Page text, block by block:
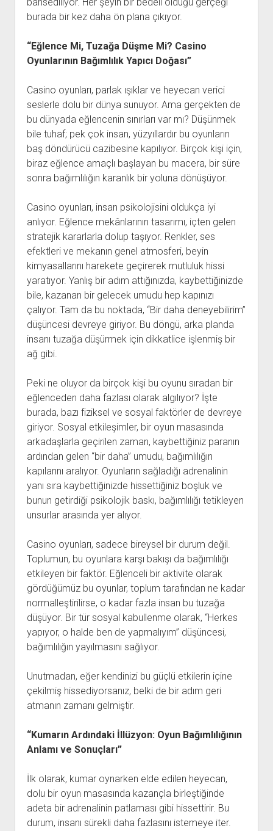
burada bir kez daha ön plana çıkıyor.
“Eğlence Mi, Tuzağa Düşme Mi? Casino
Oyunlarının Bağımlılık Yapıcı Doğası”
Casino oyunları, parlak ışıklar ve heyecan verici
seslerle dolu bir dünya sunuyor. Ama gerçekten de
bu dünyada eğlencenin sınırları var mı? Düşünmek
bile tuhaf; pek çok insan, yüzyıllardır bu oyunların
baş döndürücü cazibesine kapılıyor. Birçok kişi için,
biraz eğlence amaçlı başlayan bu macera, bir süre
sonra bağımlılığın karanlık bir yoluna dönüşüyor.
Casino oyunları, insan psikolojisini oldukça iyi
anlıyor. Eğlence mekânlarının tasarımı, içten gelen
stratejik kararlarla dolup taşıyor. Renkler, ses
efektleri ve mekanın genel atmosferi, beyin
kimyasallarını harekete geçirerek mutluluk hissi
yaratıyor. Yanlış bir adım attığınızda, kaybettiğinizde
bile, kazanan bir gelecek umudu hep kapınızı
çalıyor. Tam da bu noktada, “Bir daha deneyebilirim”
düşüncesi devreye giriyor. Bu döngü, arka planda
insanı tuzağa düşürmek için dikkatlice işlenmiş bir
ağ gibi.
Peki ne oluyor da birçok kişi bu oyunu sıradan bir
eğlenceden daha fazlası olarak algılıyor? İşte
burada, bazı fiziksel ve sosyal faktörler de devreye
giriyor. Sosyal etkileşimler, bir oyun masasında
arkadaşlarla geçirilen zaman, kaybettiğiniz paranın
ardından gelen “bir daha” umudu, bağımlılığın
kapılarını aralıyor. Oyunların sağladığı adrenalinin
yanı sıra kaybettiğinizde hissettiğiniz boşluk ve
bunun getirdiği psikolojik baskı, bağımlılığı tetikleyen
unsurlar arasında yer alıyor.
Casino oyunları, sadece bireysel bir durum değil.
Toplumun, bu oyunlara karşı bakışı da bağımlılığı
etkileyen bir faktör. Eğlenceli bir aktivite olarak
gördüğümüz bu oyunlar, toplum tarafından ne kadar
normalleştirilirse, o kadar fazla insan bu tuzağa
düşüyor. Bir tür sosyal kabullenme olarak, “Herkes
yapıyor, o halde ben de yapmalıyım” düşüncesi,
bağımlılığın yayılmasını sağlıyor.
Unutmadan, eğer kendinizi bu güçlü etkilerin içine
çekilmiş hissediyorsanız, belki de bir adım geri
atmanın zamanı gelmiştir.
“Kumarın Ardındaki İllüzyon: Oyun Bağımlılığının
Anlamı ve Sonuçları”
İlk olarak, kumar oynarken elde edilen heyecan,
dolu bir oyun masasında kazançla birleştiğinde
adeta bir adrenalinin patlaması gibi hissettirir. Bu
durum, insanı sürekli daha fazlasını istemeye iter.